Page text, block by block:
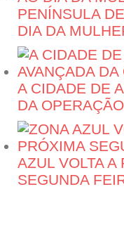
PENÍNSULA
DIA DA
A CIDADE DE
DA
AZUL VOLTA
SEGUNDA